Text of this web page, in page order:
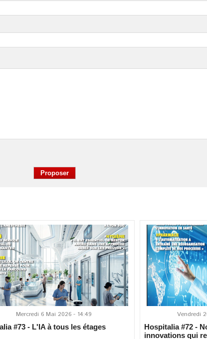
Mercredi 6 Mai 2026 - 14:49
#73 - L'IA à tous les étages
Vendredi
Hospitalia #72 -
innovations qui